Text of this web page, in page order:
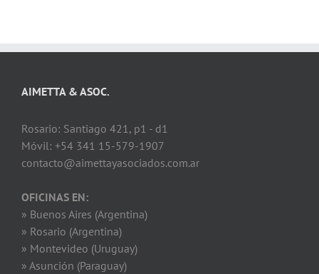
AIMETTA & ASOC.
Rosario: Santiago 421, p1 - d1
Móvil: +54 341 15-579-1907
contacto@aimettayasociados.com.ar
OFICINAS EN:
» Buenos Aires (Argentina)
» Rosario (Argentina)
» Montevideo (Uruguay)
» Asunción (Paraguay)